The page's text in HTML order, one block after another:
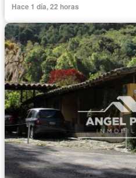
Hace 1 día, 22 horas